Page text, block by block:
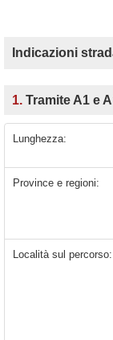
Indicazioni
1. Tramite A1 e
Lunghezza:
Province e regioni:
Località sul percorso: